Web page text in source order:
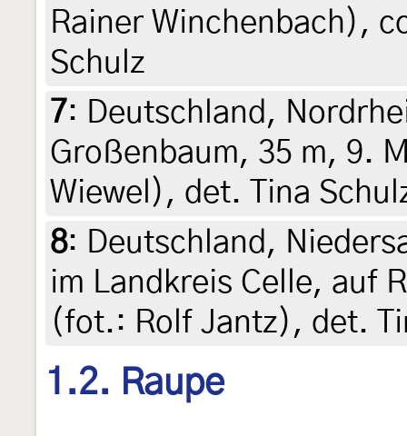
Rainer Winchenbach),
Schulz
7: Deutschland,
Großenbaum, 35 m, 9.
Wiewel), det. Tina
8: Deutschland,
im Landkreis Celle, auf
(fot.: Rolf Jantz), det.
1.2. Raupe